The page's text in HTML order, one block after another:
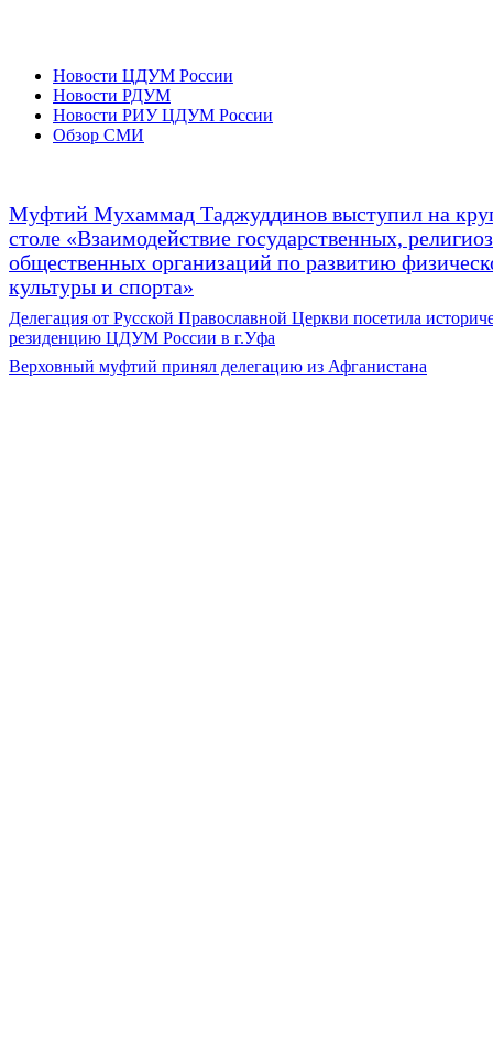
Новости ЦДУМ России
Новости РДУМ
Новости РИУ ЦДУМ России
Обзор СМИ
Муфтий Мухаммад Таджуддинов выступил на
столе «Взаимодействие государственных,
общественных организаций по развитию
культуры и спорта»
Делегация от Русской Православной Церкви посетила
резиденцию ЦДУМ России в г.Уфа
Верховный муфтий принял делегацию из Афганистана